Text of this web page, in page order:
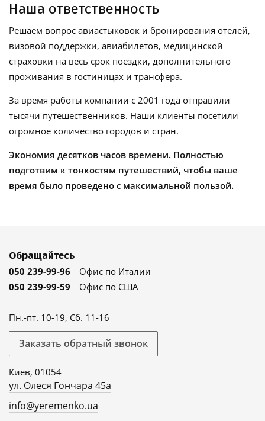
Наша ответственность
Решаем вопрос авиастыковок и бронирования отелей,
визовой поддержки, авиабилетов, медицинской
страховки на весь срок поездки, дополнительного
проживания в гостиницах и трансфера.
За время работы компании с 2001 года отправили
тысячи путешественников. Наши клиенты посетили
огромное количество городов и стран.
Экономия десятков часов времени. Полностью
подготвим к тонкостям путешествий, чтобы ваше
время было проведено с максимальной пользой.
Обращайтесь
050 239-99-96
Офис по Италии
050 239-99-59
Офис по США
Пн.-пт. 10-19, Сб. 11-16
Заказать обратный звонок
Киев, 01054
ул. Олеся Гончара 45а
info@yeremenko.ua